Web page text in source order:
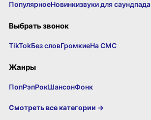
ПопулярноеНовинкизвуки для саундпада
Выбрать звонок
TikTokБез словГромкиеНа СМС
Жанры
ПопРэпРокШансонФонк
Смотреть все категории →